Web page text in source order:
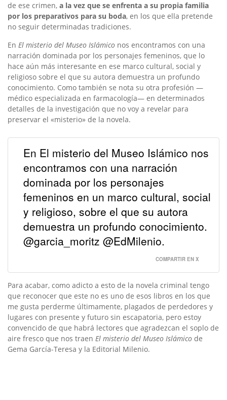
de ese crimen, a la vez que se enfrenta a su propia familia
por los preparativos para su boda, en los que ella pretende
no seguir determinadas tradiciones.
En El misterio del Museo Islámico nos encontramos con una
narración dominada por los personajes femeninos, que lo
hace aún más interesante en ese marco cultural, social y
religioso sobre el que su autora demuestra un profundo
conocimiento. Como también se nota su otra profesión —
médico especializada en farmacología— en determinados
detalles de la investigación que no voy a revelar para
preservar el «misterio» de la novela.
En El misterio del Museo Islámico nos
encontramos con una narración
dominada por los personajes
femeninos en un marco cultural, social
y religioso, sobre el que su autora
demuestra un profundo conocimiento.
@garcia_moritz @EdMilenio.
COMPARTIR EN X
Para acabar, como adicto a esto de la novela criminal tengo
que reconocer que este no es uno de esos libros en los que
me gusta perderme últimamente, plagados de perdedores y
lugares con presente y futuro sin escapatoria, pero estoy
convencido de que habrá lectores que agradezcan el soplo de
aire fresco que nos traen El misterio del Museo Islámico de
Gema García-Teresa y la Editorial Milenio.